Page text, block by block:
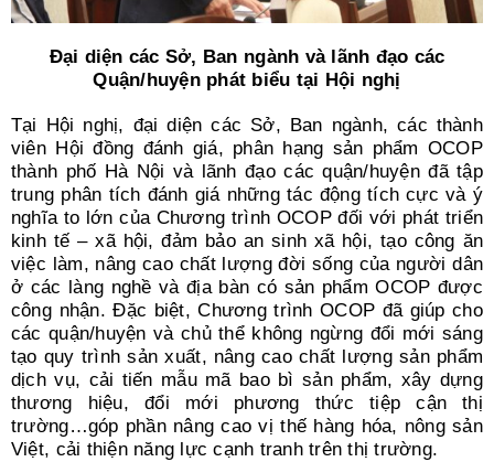
Đại diện các Sở, Ban ngành và lãnh đạo các
Quận/huyện phát biểu tại Hội nghị
Tại Hội nghị, đại diện các Sở, Ban ngành, các thành
viên Hội đồng đánh giá, phân hạng sản phẩm OCOP
thành phố Hà Nội và lãnh đạo các quận/huyện đã tập
trung phân tích đánh giá những tác động tích cực và ý
nghĩa to lớn của Chương trình OCOP đối với phát triển
kinh tế – xã hội, đảm bảo an sinh xã hội, tạo công ăn
việc làm, nâng cao chất lượng đời sống của người dân
ở các làng nghề và địa bàn có sản phẩm OCOP được
công nhận. Đặc biệt, Chương trình OCOP đã giúp cho
các quận/huyện và chủ thể không ngừng đổi mới sáng
tạo quy trình sản xuất, nâng cao chất lượng sản phẩm
dịch vụ, cải tiến mẫu mã bao bì sản phẩm, xây dựng
thương hiệu, đổi mới phương thức tiệp cận thị
trường…góp phần nâng cao vị thế hàng hóa, nông sản
Việt, cải thiện năng lực cạnh tranh trên thị trường.